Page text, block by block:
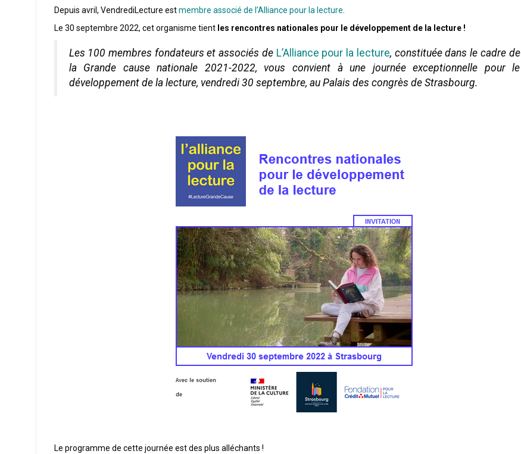
Depuis avril, VendrediLecture estmembre associé de l’Alliance pour la lecture
Le 30 septembre 2022, cet organisme tient les rencontres nationales pour le développement de la lecture !
Les 100 membres fondateurs et associés de L’Alliance pour la lecture, constituée dans le cadre de
la Grande cause nationale 2021-2022, vous convient à une journée exceptionnelle pour le
développement de la lecture, vendredi 30 septembre, au Palais des congrès de Strasbourg.
Le programme de cette journée est des plus alléchants !